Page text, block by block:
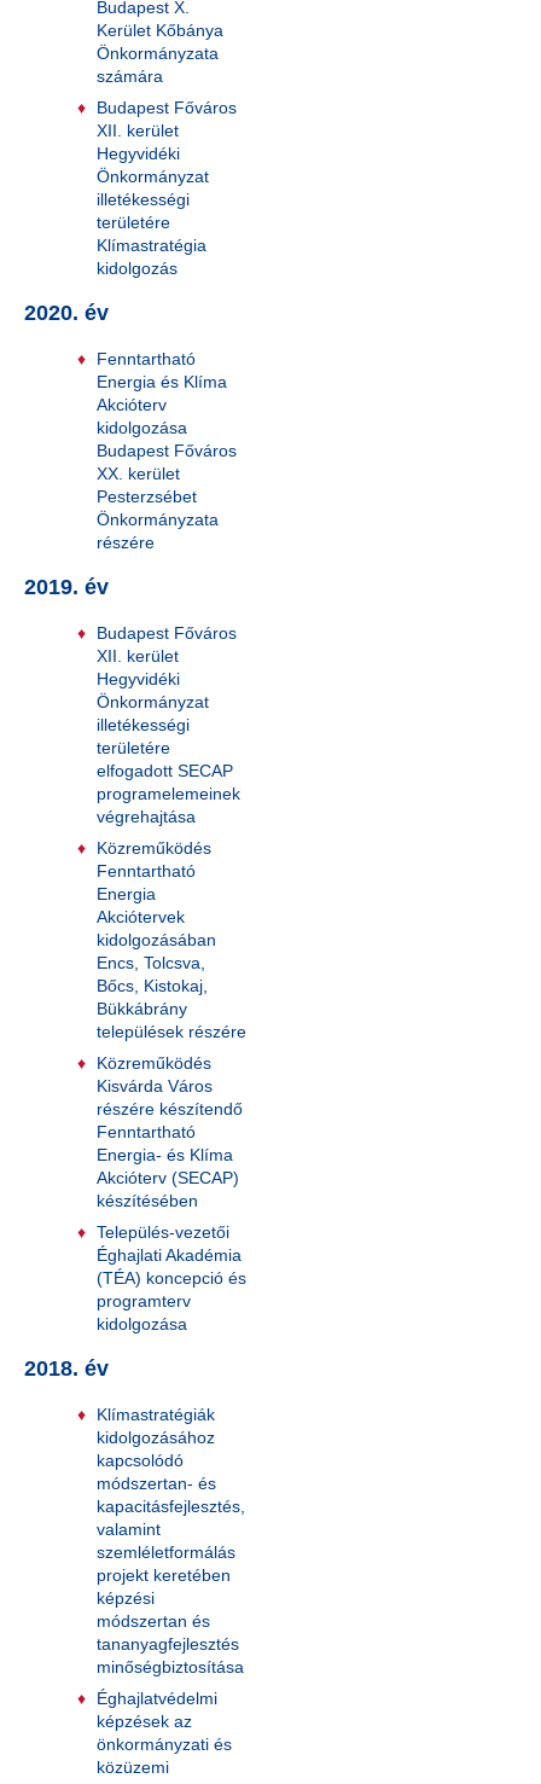
Budapest X.
Kerület Kőbánya
Önkormányzata
számára
Budapest Főváros
XII. kerület
Hegyvidéki
Önkormányzat
illetékességi
területére
Klímastratégia
kidolgozás
2020. év
Fenntartható
Energia és Klíma
Akcióterv
kidolgozása
Budapest Főváros
XX. kerület
Pesterzsébet
Önkormányzata
részére
2019. év
Budapest Főváros
XII. kerület
Hegyvidéki
Önkormányzat
illetékességi
területére
elfogadott SECAP
programelemeinek
végrehajtása
Közreműködés
Fenntartható
Energia
Akciótervek
kidolgozásában
Encs, Tolcsva,
Bőcs, Kistokaj,
Bükkábrány
települések részére
Közreműködés
Kisvárda Város
részére készítendő
Fenntartható
Energia- és Klíma
Akcióterv (SECAP)
készítésében
Település-vezetői
Éghajlati Akadémia
(TÉA) koncepció és
programterv
kidolgozása
2018. év
Klímastratégiák
kidolgozásához
kapcsolódó
módszertan- és
kapacitásfejlesztés,
valamint
szemléletformálás
projekt keretében
képzési
módszertan és
tananyagfejlesztés
minőségbiztosítása
Éghajlatvédelmi
képzések az
önkormányzati és
közüzemi